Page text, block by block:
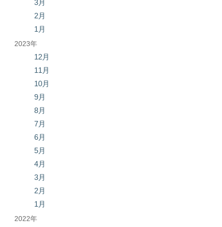
3月
2月
1月
2023年
12月
11月
10月
9月
8月
7月
6月
5月
4月
3月
2月
1月
2022年